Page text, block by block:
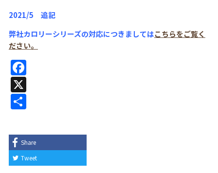
2021/5 追記
弊社カロリーシリーズの対応につきましてはこちらをご覧く
ださい。
F
a
c
e
b
o
o
X
共
Share
Tweet